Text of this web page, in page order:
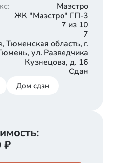
:
Маэстро
ЖК "Маэстро" ГП-3
7 из 10
7
Тюменская область, г.
ул. Разведчика
Кузнецова, д. 16
Сдан
Дом сдан
₽